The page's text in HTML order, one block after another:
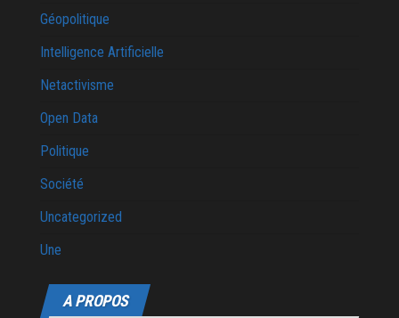
Géopolitique
Intelligence Artificielle
Netactivisme
Open Data
Politique
Société
Uncategorized
Une
A PROPOS